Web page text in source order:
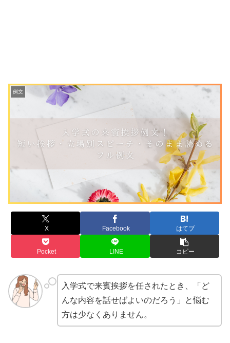
例文
X Facebook はてブ
Pocket LINE コピー
入学式で来賓挨拶を任されたとき、「ど
んな内容を話せばよいのだろう」と悩む
方は少なくありません。